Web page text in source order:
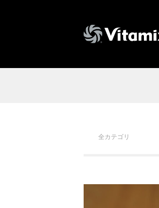
全カテゴリ